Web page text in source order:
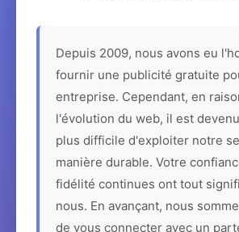
Depuis 2009, nous avons eu
fournir une publicité gratuite
entreprise. Cependant, en
l'évolution du web, il est
plus difficile d'exploiter notre
manière durable. Votre
fidélité continues ont tout
nous. En avançant, nous
de vous connecter avec un